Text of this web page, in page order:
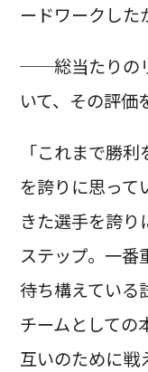
ードワークした
──総当たりの
いて、その評価
「これまで勝
を誇りに思って
きた選手を誇り
ステップ。一番
待ち構えている
チームとしての
互いのために戦